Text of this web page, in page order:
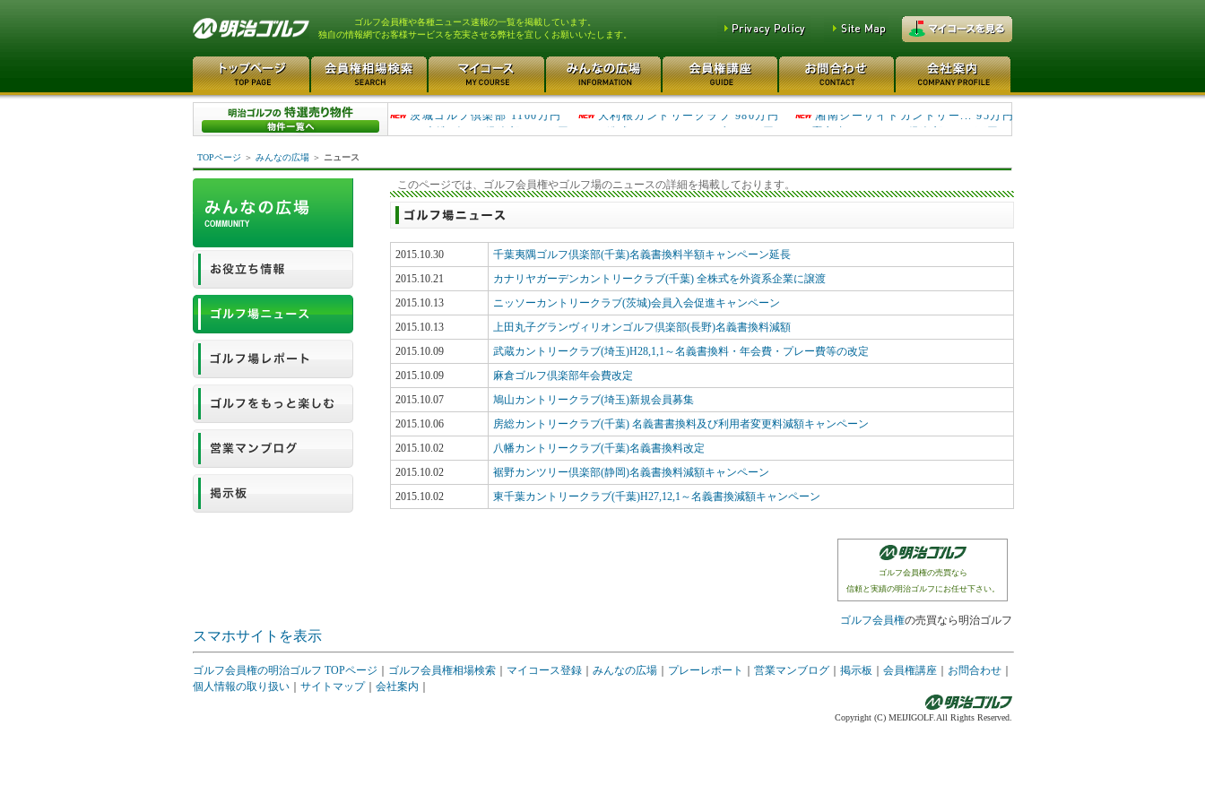
ゴルフ会員権や各種ニュース速報の一覧を掲載しています。
独自の情報網でお客様サービスを充実させる弊社を宜しくお願いいたします。
大洗ゴルフ倶楽部 290万円 総武カントリークラブ 230万円
鷹之台カンツリー倶楽部 1950万円
茨城ゴルフ倶楽部 1100万円
大利根カントリークラブ 980万円 湘南シーサイドカントリー... 95万円
TOPページ ＞ みんなの広場 ＞ ニュース
このページでは、ゴルフ会員権やゴルフ場のニュースの詳細を掲載しております。
2015.10.30
千葉夷隅ゴルフ倶楽部(千葉)名義書換料半額キャンペーン延長
2015.10.21
カナリヤガーデンカントリークラブ(千葉) 全株式を外資系企業に譲渡
2015.10.13
ニッソーカントリークラブ(茨城)会員入会促進キャンペーン
2015.10.13
上田丸子グランヴィリオンゴルフ倶楽部(長野)名義書換料減額
2015.10.09
武蔵カントリークラブ(埼玉)H28,1,1～名義書換料・年会費・プレー費等の改定
2015.10.09
麻倉ゴルフ倶楽部年会費改定
2015.10.07
鳩山カントリークラブ(埼玉)新規会員募集
2015.10.06
房総カントリークラブ(千葉) 名義書書換料及び利用者変更料減額キャンペーン
2015.10.02
八幡カントリークラブ(千葉)名義書換料改定
2015.10.02
裾野カンツリー倶楽部(静岡)名義書換料減額キャンペーン
2015.10.02
東千葉カントリークラブ(千葉)H27,12,1～名義書換減額キャンペーン
ゴルフ会員権の売買なら
信頼と実績の明治ゴルフにお任せ下さい。
ゴルフ会員権の売買なら明治ゴルフ
スマホサイトを表示
ゴルフ会員権の明治ゴルフ TOPページ ゴルフ会員権相場検索 マイコース登録 みんなの広場 プレーレポート 営業マンブログ 掲示板 会員権講座 お問合わせ
個人情報の取り扱い
サイトマップ｜ 会社案内
Copyright (C) MEIJIGOLF.All Rights Reserved.